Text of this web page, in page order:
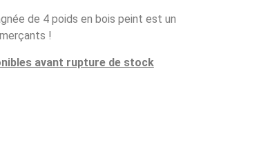
de 4 poids en bois peint est un
!
avant rupture de stock